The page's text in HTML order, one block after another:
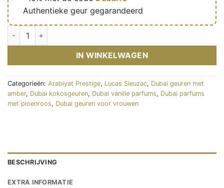
Authentieke geur gegarandeerd
Cotton Blush - Eau de parfum féminine (flacon rose 100 ml)
IN WINKELWAGEN
Categorieën: Arabiyat Prestige, Lucas Sieuzac, Dubai geuren met
amber, Dubai kokosgeuren, Dubai vanille parfums, Dubai parfums
met pioenroos, Dubai geuren voor vrouwen
BESCHRIJVING
EXTRA INFORMATIE